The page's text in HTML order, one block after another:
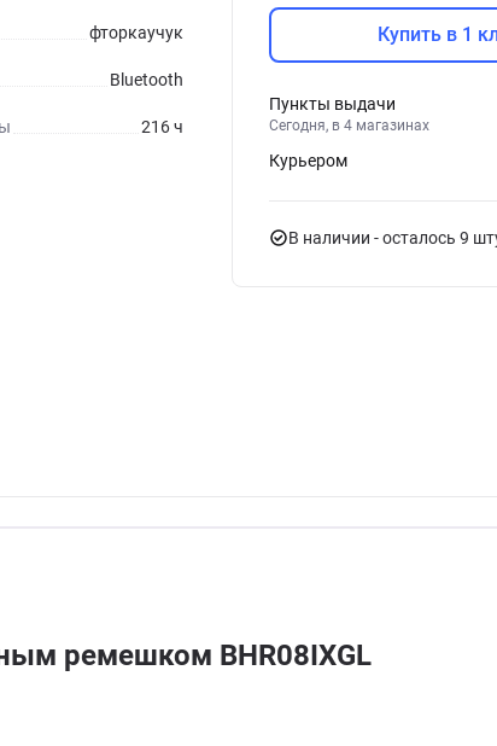
фторкаучук
Bluetooth
216 ч
Купить в 1
Пункты выдачи
Сегодня, в 4 магазинах
Курьером
В наличии - осталось 9
ремешком BHR08IXGL